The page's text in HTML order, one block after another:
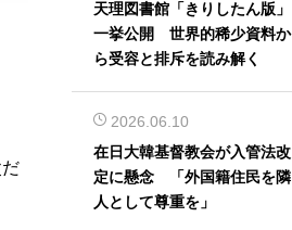
天理図書館「きりしたん版」
一挙公開 世界的稀少資料か
ら受容と排斥を読み解く
2026.06.10
在日大韓基督教会が入管法改
定に懸念 「外国籍住民を隣
人として尊重を」